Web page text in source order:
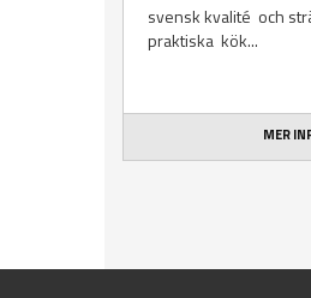
svensk kvalité och
praktiska kök...
MER